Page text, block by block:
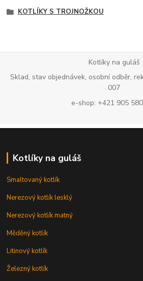
KOTLÍKY S TROJNOŽKOU
Kotlíky na guláš
Sklad, stav objednávek, osobní odběr,
007
e-shop: +421 905
Kotlíky na guláš
Smaltovaný kotlík
Nerezový kotlík lesklý
Nerezový kotlík matný
Měděný kotlík
Litinový kotlík
Železný kotlík